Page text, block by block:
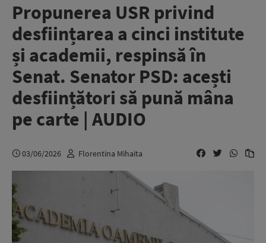
Propunerea USR privind
desființarea a cinci institute
și academii, respinsă în
Senat. Senator PSD: acești
desființători să pună mâna
pe carte | AUDIO
03/06/2026 Florentina Mihaita